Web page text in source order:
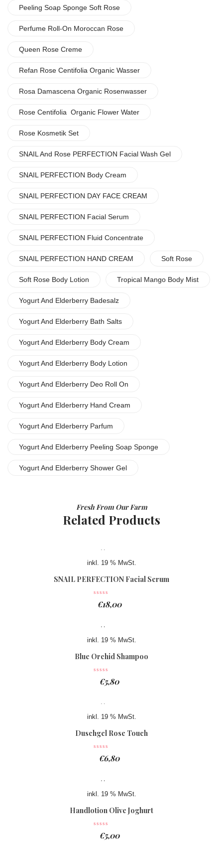
Peeling Soap Sponge Soft Rose
Perfume Roll-On Moroccan Rose
Queen Rose Creme
Refan Rose Centifolia Organic Wasser
Rosa Damascena Organic Rosenwasser
Rose Centifolia Organic Flower Water
Rose Kosmetik Set
SNAIL And Rose PERFECTION Facial Wash Gel
SNAIL PERFECTION Body Cream
SNAIL PERFECTION DAY FACE CREAM
SNAIL PERFECTION Facial Serum
SNAIL PERFECTION Fluid Concentrate
SNAIL PERFECTION HAND CREAM Soft Rose
Soft Rose Body Lotion Tropical Mango Body Mist
Yogurt And Elderberry Badesalz
Yogurt And Elderberry Bath Salts
Yogurt And Elderberry Body Cream
Yogurt And Elderberry Body Lotion
Yogurt And Elderberry Deo Roll On
Yogurt And Elderberry Hand Cream
Yogurt And Elderberry Parfum
Yogurt And Elderberry Peeling Soap Sponge
Yogurt And Elderberry Shower Gel
Related Products
Fresh From Our Farm
inkl. 19 % MwSt.
SNAIL PERFECTION Facial Serum
€18,00
inkl. 19 % MwSt.
Blue Orchid Shampoo
€5,80
inkl. 19 % MwSt.
Duschgel Rose Touch
€6,80
inkl. 19 % MwSt.
Handlotion Olive Joghurt
€5,00